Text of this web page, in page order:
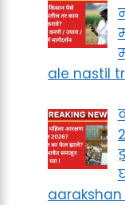
ale nastil